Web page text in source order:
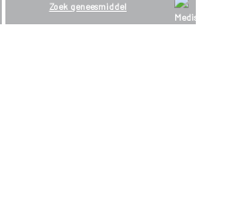
Zoek geneesmiddel